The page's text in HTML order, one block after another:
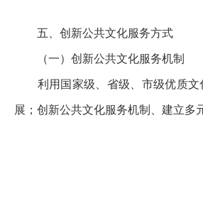
五、创新公共文化服务方式
（一）创新公共文化服务机制
利用国家级、省级、市级优质
展；创新公共文化服务机制、建立